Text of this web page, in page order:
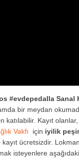
#evdepedalla Sanal
bir meydan
katılabilir. Kayıt
Vakfı için iyilik
kayıt ücretsizdir.
isteyenlere